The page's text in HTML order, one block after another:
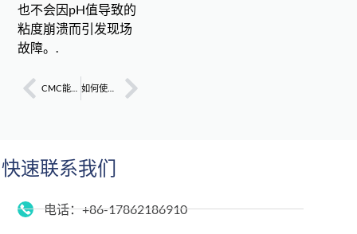
也不会因pH值导致的
粘度崩溃而引发现场
故障。.
如何使砂浆具有固有的防水性？
快速联系我们
电话：+86-17862186910